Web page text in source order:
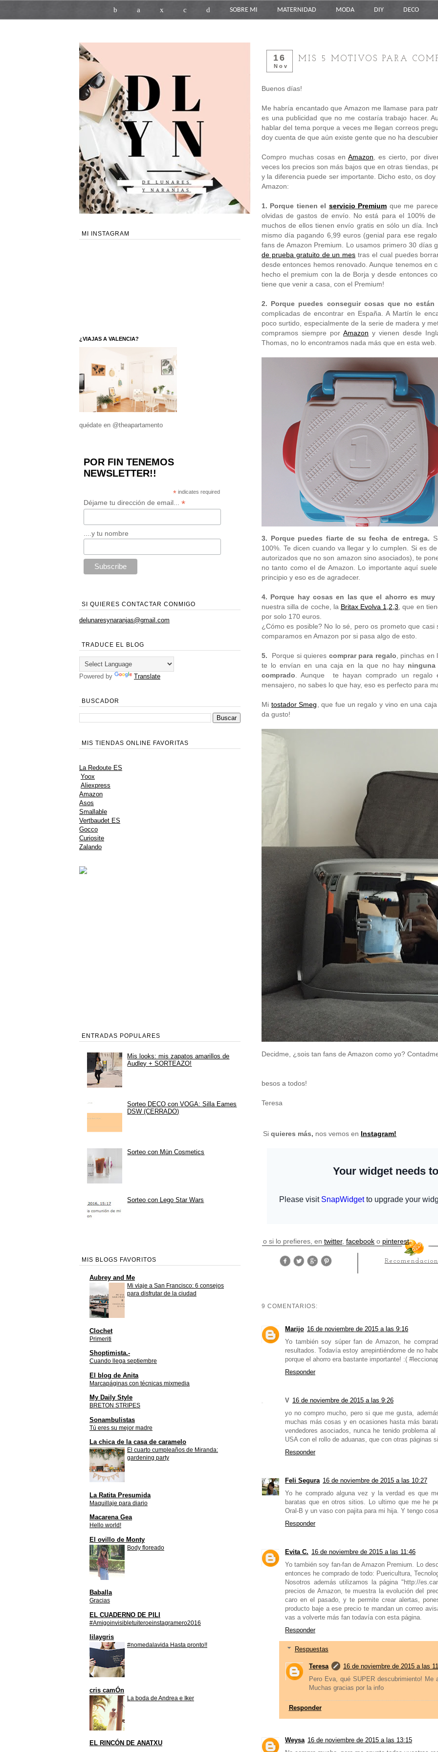
b a x c d SOBRE MI MATERNIDAD MODA DIY DECO
16
Nov
MIS 5 MOTIVOS PARA
Buenos días!
Me habría encantado que Amazon me llamase para
es una publicidad que no me costaría trabajo hacer.
hablar del tema porque a veces me llegan correos
doy cuenta de que aún existe gente que no ha
Compro muchas cosas en Amazon , es cierto, por
veces los precios son más bajos que en otras tiendas,
y la diferencia puede ser importante. Dicho esto, os
Amazon:
1. Porque tienen el servicio Premium que me
olvidas de gastos de envío. No está para el 100%
muchos de ellos tienen envío gratis en sólo un día.
mismo día pagando 6,99 euros (genial para ese
fans de Amazon Premium. Lo usamos primero 30 días
de prueba gratuito de un mes tras el cual puedes
desde entonces hemos renovado. Aunque tenemos en
hecho el premium con la de Borja y desde entonces
tiene que venir a casa, con el Premium!
2. Porque puedes conseguir cosas que no
complicadas de encontrar en España. A Martín le
poco surtido, especialmente de la serie de madera y
compramos siempre por Amazon y vienen desde
Thomas, no lo encontramos nada más que en esta web.
3. Porque puedes fiarte de su fecha de entrega.
100%. Te dicen cuando va llegar y lo cumplen. Si es
autorizados que no son amazon sino asociados), te
no tanto como el de Amazon. Lo importante aquí
principio y eso es de agradecer.
4. Porque hay cosas en las que el ahorro es muy
nuestra silla de coche, la Britax Evolva 1,2,3, que en
por solo 170 euros.
¿Cómo es posible? No lo sé, pero os prometo que
comparamos en Amazon por si pasa algo de esto.
5. Porque si quieres comprar para regalo, pinchas en
te lo envían en una caja en la que no hay
comprado. Aunque te hayan comprado un
mensajero, no sabes lo que hay, eso es perfecto para
Mi tostador Smeg, que fue un regalo y vino en una
da gusto!
Decidme, ¿sois tan fans de Amazon como yo?
besos a todos!
Teresa
Si quieres más, nos vemos en Instagram!
o si lo prefieres, en twitter, facebook o pinterest
9 COMENTARIOS:
Marijo 16 de noviembre de 2015 a las 9:16
Yo también soy súper fan de Amazon, he
resultados. Todavía estoy arrepintiéndome de no
porque el ahorro era bastante importante! :(
Responder
V 16 de noviembre de 2015 a las 9:26
yo no compro mucho, pero si que me gusta,
muchas más cosas y en ocasiones hasta más
vendedores asociados, nunca he tenido problema
USA con el rollo de aduanas, que con otras páginas
Responder
Feli Segura 16 de noviembre de 2015 a las 10:27
Yo he comprado alguna vez y la verdad es que
baratas que en otros sitios. Lo ultimo que me he
Oral-B y un vaso con pajita para mi hija. Y tengo
Responder
Evita C. 16 de noviembre de 2015 a las 11:46
Yo también soy fan-fan de Amazon Premium. Lo
entonces he comprado de todo: Puericultura,
Nosotros además utilizamos la página "http://
precios de Amazon, te muestra la evolución del
caro en el pasado, y te permite crear alertas,
producto baje a ese precio te mandan un correo
vas a volverte más fan todavía con esta página.
Responder
Respuestas
Teresa
16 de noviembre de 2015 a las
Pero Eva, qué SUPER descubrimiento!
Muchas gracias por la info
Responder
Weysa 16 de noviembre de 2015 a las 13:15
MI INSTAGRAM
¿VIAJAS A VALENCIA?
quédate en @theapartamento
POR FIN TENEMOS
NEWSLETTER!!
* indicates required
Déjame tu dirección de email... *
....y tu nombre
SI QUIERES CONTACTAR CONMIGO
delunaresynaranjas@gmail.com
TRADUCE EL BLOG
Powered by Translate
BUSCADOR
MIS TIENDAS ONLINE FAVORITAS
La Redoute ES
Yoox
Aliexpress
Amazon
Asos
Smallable
Vertbaudet ES
Gocco
Curiosite
Zalando
ENTRADAS POPULARES
Mis looks: mis zapatos amarillos de
Audley + SORTEAZO!
Sorteo DECO con VOGA: Silla Eames
DSW (CERRADO)
Sorteo con Mün Cosmetics
Sorteo con Lego Star Wars
MIS BLOGS FAVORITOS
Aubrey and Me
Mi viaje a San Francisco: 6 consejos
para disfrutar de la ciudad
Clochet
Primeriti
Shoptimista.-
Cuando llega septiembre
El blog de Anita
Marcapáginas con técnicas mixmedia
My Daily Style
BRETON STRIPES
Sonambulistas
Tú eres su mejor madre
La chica de la casa de caramelo
El cuarto cumpleaños de Miranda:
gardening party
La Ratita Presumida
Maquillaje para diario
Macarena Gea
Hello world!
El ovillo de Monty
Body floreado
Baballa
Gracias
EL CUADERNO DE PILI
#Amigoinvisibletuiteroeinstagramero2016
lilaygris
#nomedalavida Hasta pronto!!
cris camÓn
La boda de Andrea e Iker
EL RINCÓN DE ANATXU